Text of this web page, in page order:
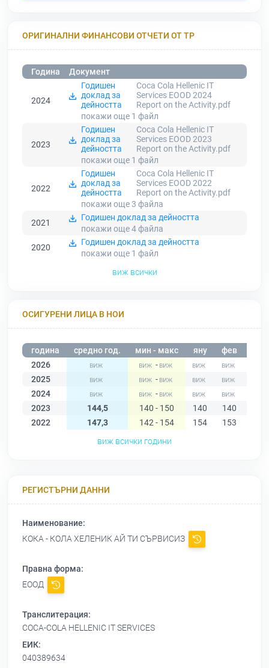
ОРИГИНАЛНИ ФИНАНСОВИ ОТЧЕТИ ОТ ТР
Година Документ
2024
Годишен
доклад за
дейността
Coca Cola Hellenic IT
Services EOOD 2024
Report on the Activity.pdf
покажи още 1 файл
2023
Годишен
доклад за
дейността
Coca Cola Hellenic IT
Services EOOD 2023
Report on the Activity.pdf
покажи още 1 файл
2022
Годишен
доклад за
дейността
Coca Cola Hellenic IT
Services EOOD 2022
Report on the Activity.pdf
покажи още 3 файла
2021
Годишен доклад за дейността
покажи още 4файла
2020
Годишен доклад за дейността
покажи още 1 файл
виж всички
ОСИГУРЕНИ ЛИЦА В НОИ
година средно год. мин - макс яну фев
2026
-
2025
-
2024
-
2023
144,5 140 - 150 140 140
2022
147,3 142 - 154 154 153
виж всички години
РЕГИСТЪРНИ ДАННИ
Наименование:
КОКА - КОЛА ХЕЛЕНИК АЙ ТИ СЪРВИСИЗ
Правна форма:
ЕООД
Транслитерация:
COCA-COLA HELLENIC IT SERVICES
ЕИК:
040389634